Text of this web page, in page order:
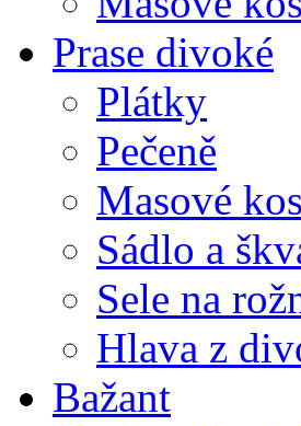
Prase divoké
Plátky
Pečeně
Masové
Sádlo a
Sele na
Hlava z
Bažant